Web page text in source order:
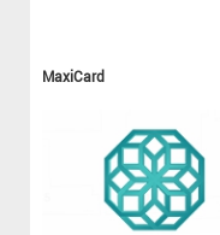
MaxiCard